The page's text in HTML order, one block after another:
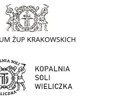
- Muzeum Żup Krakowskich Wieliczka
Kopalni Soli Wieliczka